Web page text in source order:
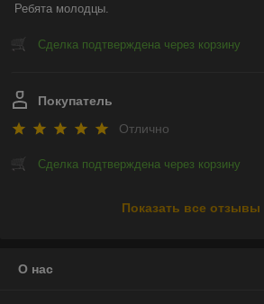
Ребята молодцы.
Сделка подтверждена через корзину
Покупатель
Отлично
Сделка подтверждена через корзину
Показать все отзывы
О нас